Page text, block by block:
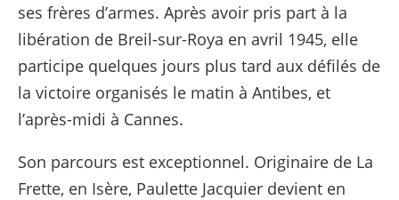
ses frères d’armes. Après avoir pris part à la
libération de Breil-sur-Roya en avril 1945, elle
participe quelques jours plus tard aux défilés de
la victoire organisés le matin à Antibes, et
l’après-midi à Cannes.
Son parcours est exceptionnel. Originaire de La
Frette, en Isère, Paulette Jacquier devient en